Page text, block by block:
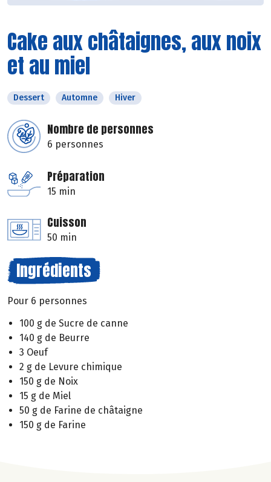
Cake aux châtaignes, aux noix
et au miel
Dessert Automne Hiver
Nombre de personnes
6 personnes
Préparation
15 min
Cuisson
50 min
Ingrédients
Pour 6 personnes
100 g de Sucre de canne
140 g de Beurre
3 Oeuf
2 g de Levure chimique
150 g de Noix
15 g de Miel
50 g de Farine de châtaigne
150 g de Farine